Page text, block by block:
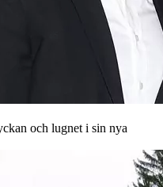
och lugnet i sin nya